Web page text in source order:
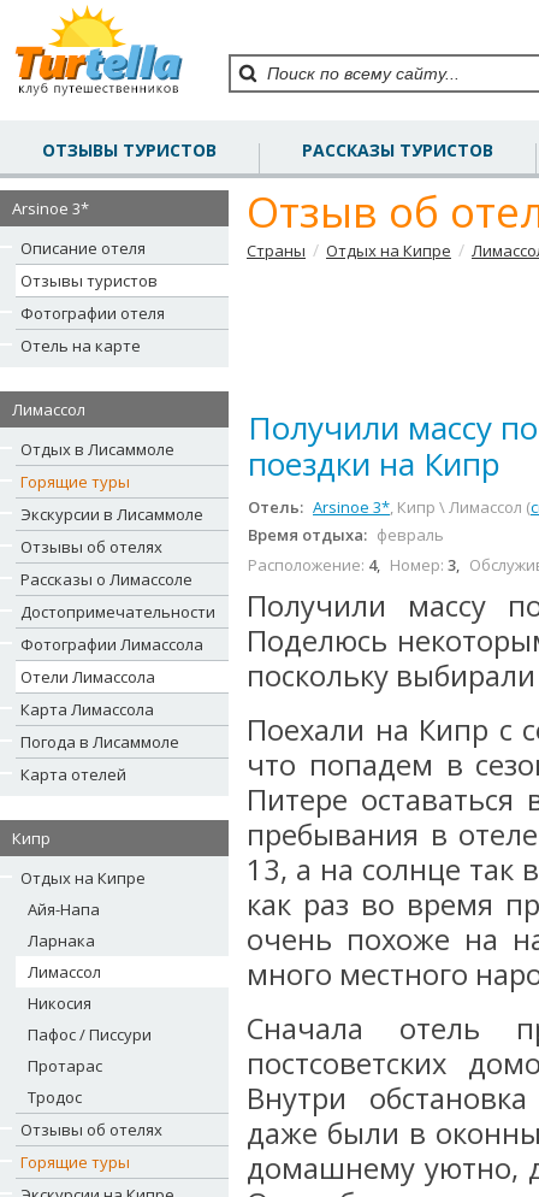
ОТЗЫВЫ ТУРИСТОВ РАССКАЗЫ ТУРИСТОВ
Arsinoe 3*
Описание отеля
Отзывы туристов
Фотографии отеля
Отель на карте
Лимассол
Отдых в Лисаммоле
Горящие туры
Экскурсии в Лисаммоле
Отзывы об отелях
Рассказы о Лимассоле
Достопримечательности
Фотографии Лимассола
Отели Лимассола
Карта Лимассола
Погода в Лисаммоле
Карта отелей
Кипр
Отдых на Кипре
Айя-Напа
Ларнака
Лимассол
Никосия
Пафос / Писсури
Протарас
Тродос
Отзывы об отелях
Горящие туры
Отзыв об
Страны / Отдых на Кипре /
Получили массу
поездки на Кипр
Отель: Arsinoe 3*, Кипр \ Лимассол (
Время отдыха: февраль
Расположение: 4, Номер: 3,
Получили массу
Поделюсь
поскольку
Поехали на Кипр с
что попадем в
Питере
пребывания в
13, а на солнце
как раз во время
очень похоже на
много местного
Сначала отель
постсоветских
Внутри
даже были в
домашнему уютно,